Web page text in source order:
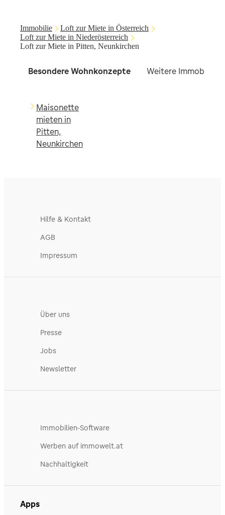
Immobilie
Loft zur Miete in Österreich
Loft zur Miete in Niederösterreich
Loft zur Miete in Pitten, Neunkirchen
Besondere Wohnkonzepte Weitere Immobilien
Maisonette
mieten in
Pitten,
Neunkirchen
Hilfe & Kontakt
AGB
Impressum
Über uns
Presse
Jobs
Newsletter
Immobilien-Software
Werben auf immowelt.at
Nachhaltigkeit
Apps